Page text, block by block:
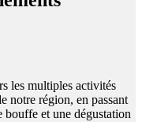
les multiples activités
notre région, en passant
et une dégustation